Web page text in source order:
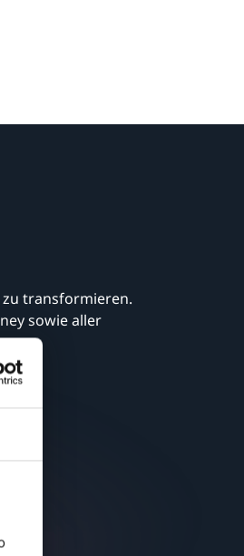
zu transformieren.
sowie aller